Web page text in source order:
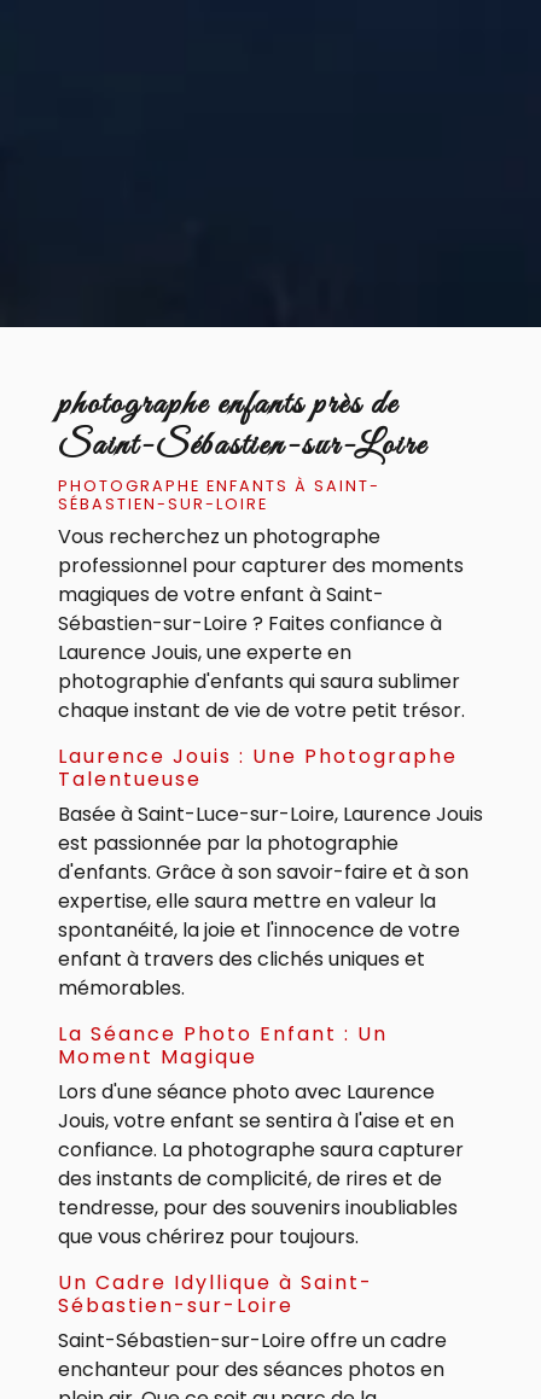
photographe enfants près de
Saint-Sébastien-sur-Loire
PHOTOGRAPHE ENFANTS À SAINT-
SÉBASTIEN-SUR-LOIRE
Vous recherchez un photographe
professionnel pour capturer des moments
magiques de votre enfant à Saint-
Sébastien-sur-Loire ? Faites confiance à
Laurence Jouis, une experte en
photographie d'enfants qui saura sublimer
chaque instant de vie de votre petit trésor.
Laurence Jouis : Une Photographe
Talentueuse
Basée à Saint-Luce-sur-Loire, Laurence Jouis
est passionnée par la photographie
d'enfants. Grâce à son savoir-faire et à son
expertise, elle saura mettre en valeur la
spontanéité, la joie et l'innocence de votre
enfant à travers des clichés uniques et
mémorables.
La Séance Photo Enfant : Un
Moment Magique
Lors d'une séance photo avec Laurence
Jouis, votre enfant se sentira à l'aise et en
confiance. La photographe saura capturer
des instants de complicité, de rires et de
tendresse, pour des souvenirs inoubliables
que vous chérirez pour toujours.
Un Cadre Idyllique à Saint-
Sébastien-sur-Loire
Saint-Sébastien-sur-Loire offre un cadre
enchanteur pour des séances photos en